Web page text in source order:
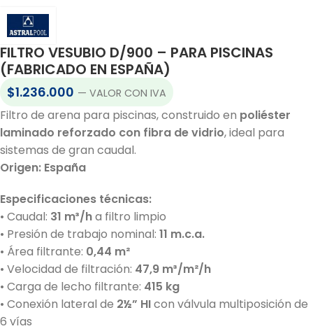
FILTRO VESUBIO D/900 – PARA PISCINAS
(FABRICADO EN ESPAÑA)
$1.236.000 — VALOR CON IVA
Filtro de arena para piscinas, construido en poliéster
laminado reforzado con fibra de vidrio, ideal para
sistemas de gran caudal.
Origen: España
Especificaciones técnicas:
• Caudal: 31 m³/ha filtro limpio
• Presión de trabajo nominal: 11 m.c.a.
• Área filtrante: 0,44 m²
• Velocidad de filtración: 47,9 m³/m²/h
• Carga de lecho filtrante: 415 kg
• Conexión lateral de 2½” HIcon válvula multiposición de
6 vías